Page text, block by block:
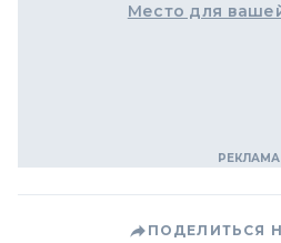
Место для
ПОДЕЛИТЬСЯ